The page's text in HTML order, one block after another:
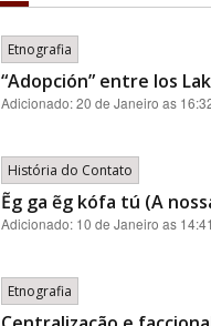
Etnografia
“Adopción” entre los
Adicionado:20 de Janeiro as
História do Contato
Ẽg ga ẽg kófa tú (A
Adicionado: 10 de Janeiro as 14:41
Etnografia